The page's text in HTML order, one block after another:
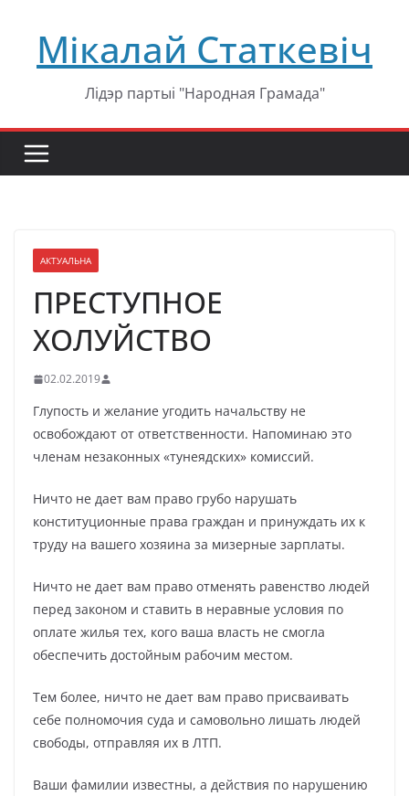
содержимому
Мікалай Статкевіч
Лідэр партыі "Народная Грамада"
АКТУАЛЬНА
ПРЕСТУПНОЕ
ХОЛУЙСТВО
02.02.2019
Глупость и желание угодить начальству не
освобождают от ответственности. Напоминаю это
членам незаконных «тунеядских» комиссий.
Ничто не дает вам право грубо нарушать
конституционные права граждан и принуждать их к
труду на вашего хозяина за мизерные зарплаты.
Ничто не дает вам право отменять равенство людей
перед законом и ставить в неравные условия по
оплате жилья тех, кого ваша власть не смогла
обеспечить достойным рабочим местом.
Тем более, ничто не дает вам право присваивать
себе полномочия суда и самовольно лишать людей
свободы, отправляя их в ЛТП.
Ваши фамилии известны, а действия по нарушению